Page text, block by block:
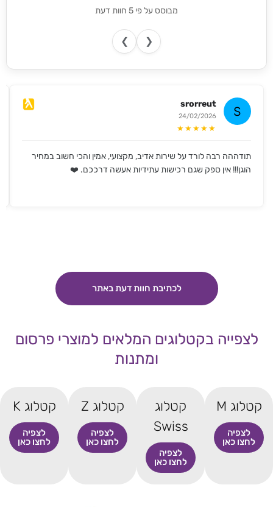
מבוסס על פי 5 חוות דעת
❯ ❮
srorreut
24/02/2026
★★★★★
תודההה רבה לורד על שירות אדיב, מקצועי, אמין והכי חשוב במחיר
הוגן!!! אין ספק שגם רכישות עתידיות אעשה דרככם. ❤️
לכתיבת חוות דעת באתר
לצפייה בקטלוגים המלאים למוצרי פרסום
ומתנות
קטלוג M
לצפיה
לחצו כאן
קטלוג
Swiss
לצפיה
לחצו כאן
קטלוג Z
לצפיה
לחצו כאן
קטלוג K
לצפיה
לחצו כאן